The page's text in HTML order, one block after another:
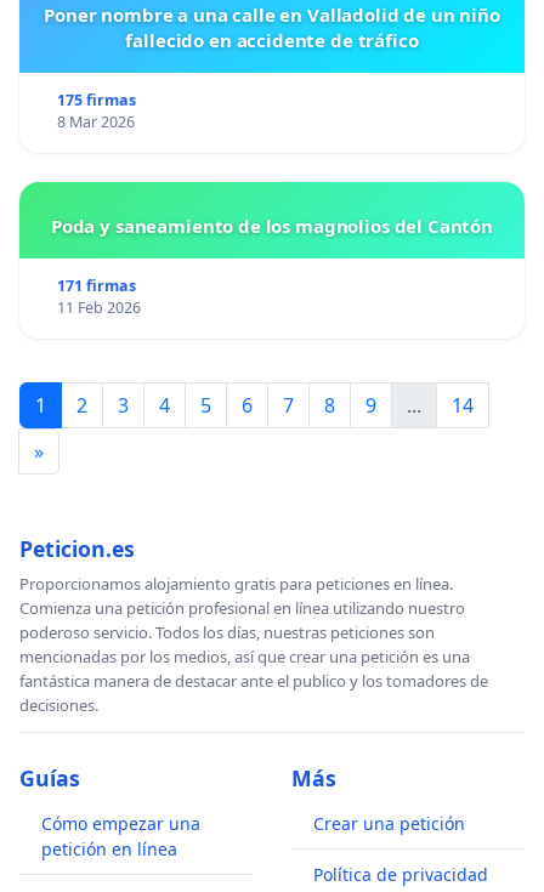
Poner nombre a una calle en Valladolid de un niño
fallecido en accidente de tráfico
175 firmas
8 Mar 2026
Poda y saneamiento de los magnolios del Cantón
171 firmas
11 Feb 2026
1 2 3 4 5 6 7 8 9 ...
14
»
Peticion.es
Proporcionamos alojamiento gratis para peticiones en línea.
Comienza una petición profesional en línea utilizando nuestro
poderoso servicio. Todos los días, nuestras peticiones son
mencionadas por los medios, así que crear una petición es una
fantástica manera de destacar ante el publico y los tomadores de
decisiones.
Guías
Cómo empezar una
petición en línea
Más
Crear una petición
Política de privacidad